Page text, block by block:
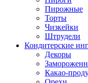
Пирожные
Торты
Чизкейки
Штрудели
Кондитерские
Декоры
Какао-